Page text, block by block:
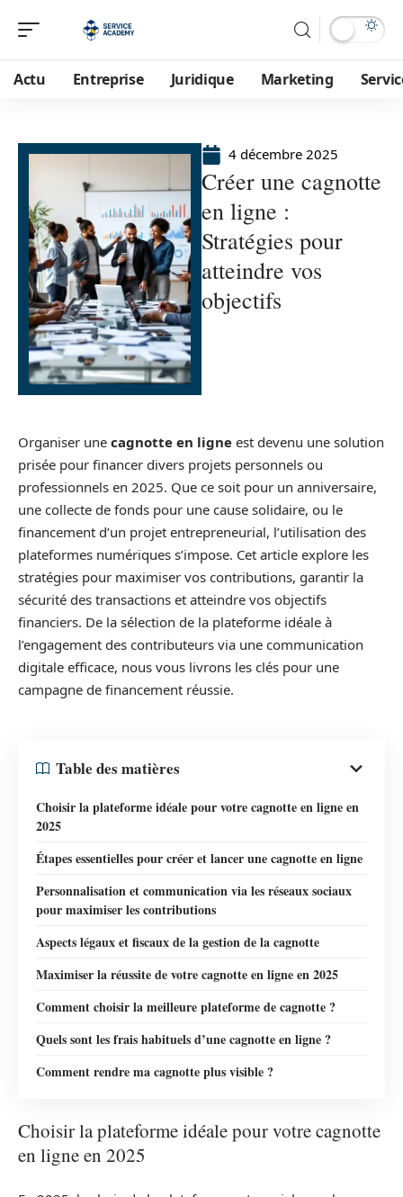
Actu Entreprise Juridique Marketing
4 décembre 2025
Créer une cagnotte
en ligne :
Stratégies pour
atteindre vos
objectifs
Organiser une cagnotte en ligne est devenu une solution
prisée pour financer divers projets personnels ou
professionnels en 2025. Que ce soit pour un anniversaire,
une collecte de fonds pour une cause solidaire, ou le
financement d’un projet entrepreneurial, l’utilisation des
plateformes numériques s’impose. Cet article explore les
stratégies pour maximiser vos contributions, garantir la
sécurité des transactions et atteindre vos objectifs
financiers. De la sélection de la plateforme idéale à
l’engagement des contributeurs via une communication
digitale efficace, nous vous livrons les clés pour une
campagne de financement réussie.
Table des matières
Choisir la plateforme idéale pour votre cagnotte en ligne en
2025
Étapes essentielles pour créer et lancer une cagnotte en ligne
Personnalisation et communication via les réseaux sociaux
pour maximiser les contributions
Aspects légaux et fiscaux de la gestion de la cagnotte
Maximiser la réussite de votre cagnotte en ligne en 2025
Comment choisir la meilleure plateforme de cagnotte ?
Quels sont les frais habituels d’une cagnotte en ligne ?
Comment rendre ma cagnotte plus visible ?
Choisir la plateforme idéale pour votre cagnotte
en ligne en 2025